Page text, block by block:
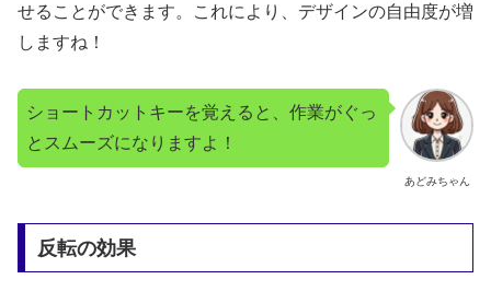
せることができます。これにより、デザインの自由度が増
しますね！
あどみちゃん
ショートカットキーを覚えると、作業がぐっ
とスムーズになりますよ！
反転の効果